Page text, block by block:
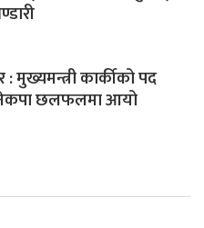
मुख्यमन्त्री कार्कीको पद
छलफलमा आयो